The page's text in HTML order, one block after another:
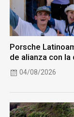
Porsche
de alianza con la
04/08/2026